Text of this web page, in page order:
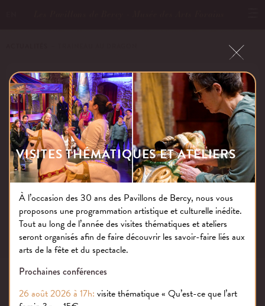
TRAINEAU AU DRAGON
Publié le : 25.04.18
NOS THÉMATIQUES
VISITES THÉMATIQUES ET ATELIERS
À l’occasion des 30 ans des Pavillons de Bercy, nous vous
proposons une programmation artistique et culturelle inédite.
Tout au long de l’année des visites thématiques et ateliers
seront organisés afin de faire découvrir les savoir-faire liés aux
arts de la fête et du spectacle.
Prochaines conférences
26 août 2026 à 17h: visite thématique « Qu’est-ce que l’art